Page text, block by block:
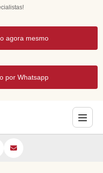
agora mesmo
por Whatsapp